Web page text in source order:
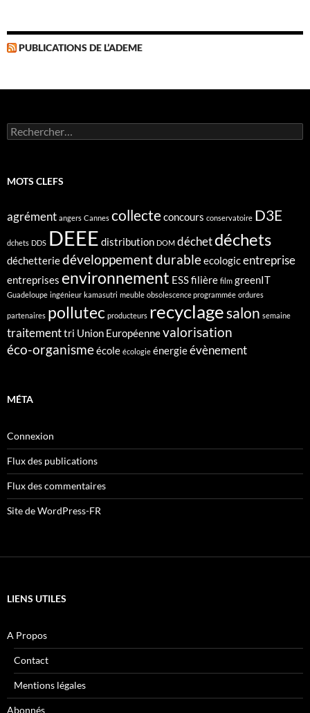
PUBLICATIONS DE L’ADEME
Rechercher :
MOTS CLEFS
agrément angers Cannes collecteconcours conservatoire D3E
dchets DDS DEEE distribution DOM déchetdéchets
déchetteriedéveloppement durableecologicentreprise
entreprises environnement ESSfilière film greenIT
Guadeloupe ingénieur kamasutri meuble obsolescence programmée ordures
partenaires pollutec producteurs recyclagesalon semaine
traitementtri Union Européennevalorisation
éco-organismeécole écologie énergieévènement
MÉTA
Connexion
Flux des publications
Flux des commentaires
Site de WordPress-FR
LIENS UTILES
A Propos
Contact
Mentions légales
Abonnés